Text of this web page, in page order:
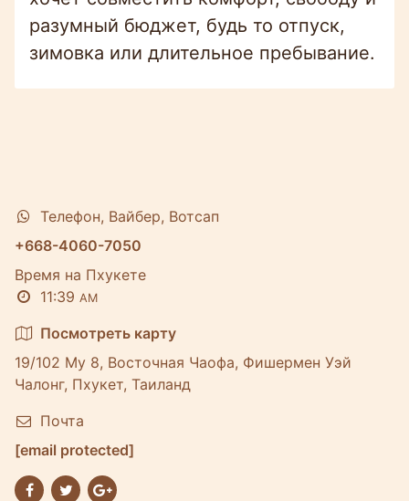
разумный бюджет, будь то отпуск,
зимовка или длительное пребывание.
Телефон, Вайбер, Вотсап
+668-4060-7050
Время на Пхукете
11:39 AM
Посмотреть карту
19/102 Му 8, Восточная Чаофа, Фишермен Уэй
Чалонг, Пхукет, Таиланд
Почта
[email protected]